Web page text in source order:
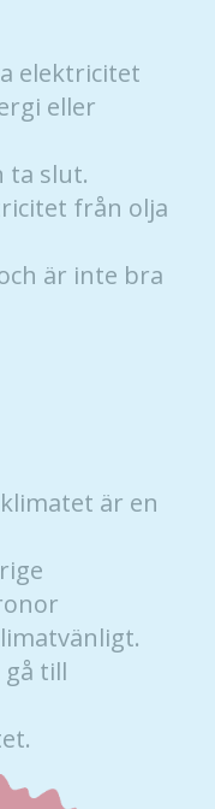
elektricitet
eller
ta slut.
från olja
är inte bra
är en
gå till